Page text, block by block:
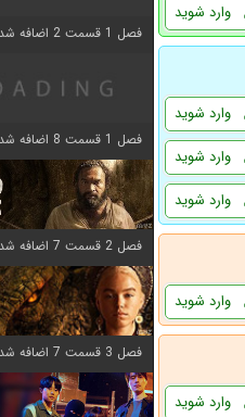
وارد شوید
وارد شوید
وارد شوید
وارد شوید
وارد شوید
وارد شوید
فصل 1 قسمت 2 اضافه شد
فصل 1 قسمت 8 اضافه شد
فصل 2 قسمت 7 اضافه شد
فصل 3 قسمت 7 اضافه شد